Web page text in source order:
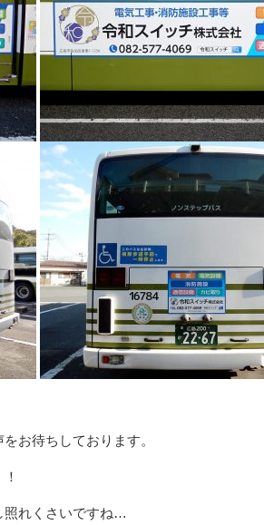
お待ちしております。
照れくさいですね…